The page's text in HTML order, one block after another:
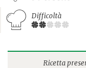
Difficoltà
Ricetta